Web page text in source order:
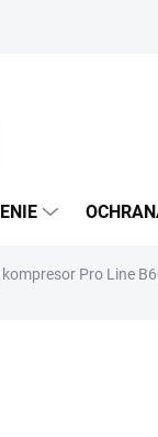
Pro Line